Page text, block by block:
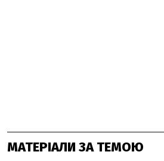
МАТЕРІАЛИ ЗА ТЕМОЮ